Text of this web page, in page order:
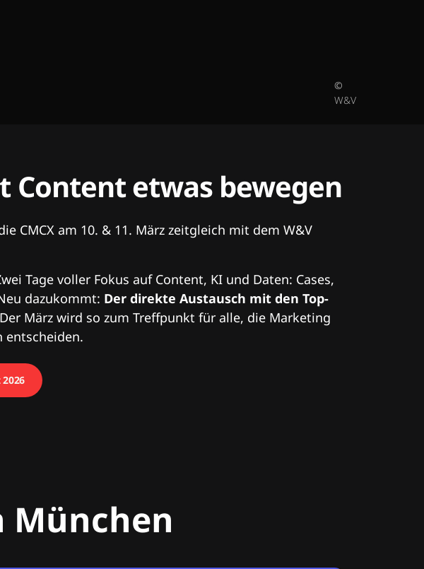
©
W&V
Content etwas bewegen
CMCX am 10. & 11. März zeitgleich mit dem W&V
Tage voller Fokus auf Content, KI und Daten: Cases,
dazukommt: Der direkte Austausch mit den Top-
März wird so zum Treffpunkt für alle, die Marketing
entscheiden.
München